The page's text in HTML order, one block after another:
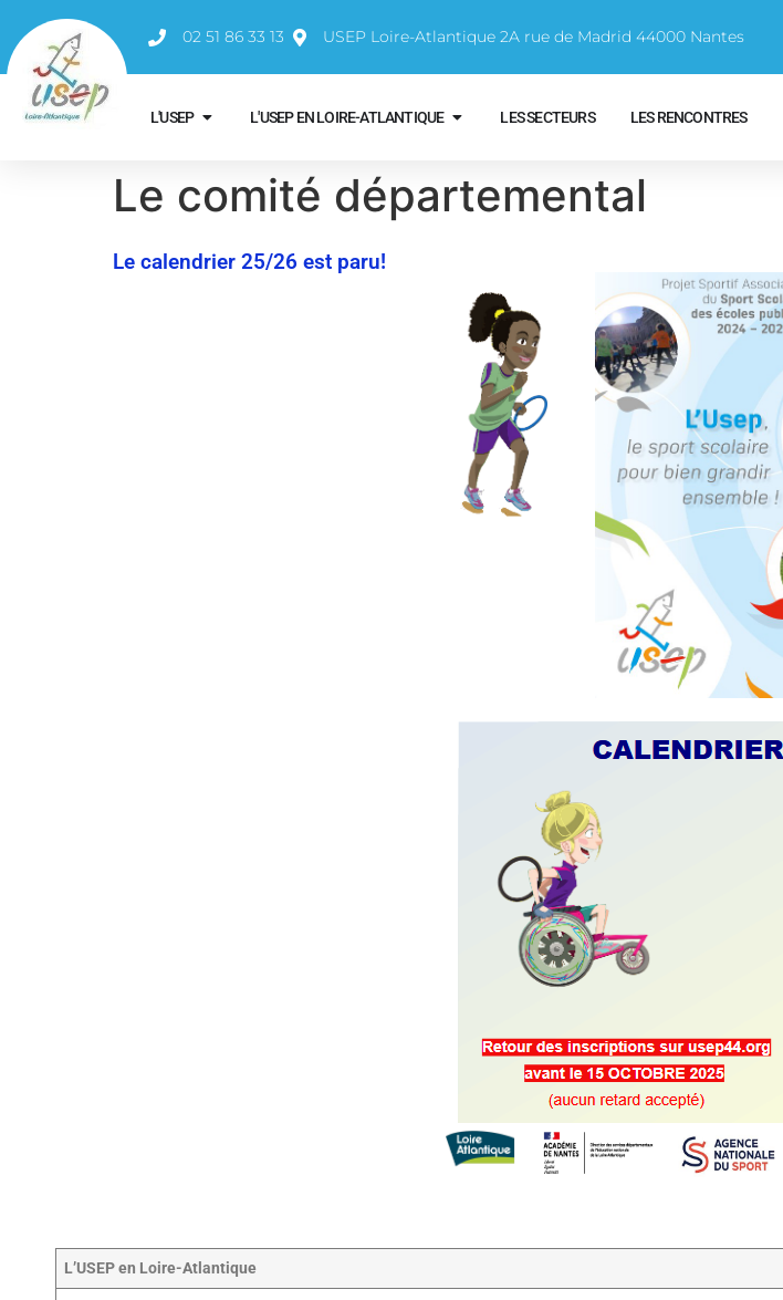
02 51 86 33 13 USEP Loire-Atlantique 2A rue de Madrid 44000 Nantes
L'USEP L'USEP EN LOIRE-ATLANTIQUE LES SECTEURS LES RENCONTRES
Le comité départemental
Le calendrier 25/26 est paru!
L’USEP en Loire-Atlantique